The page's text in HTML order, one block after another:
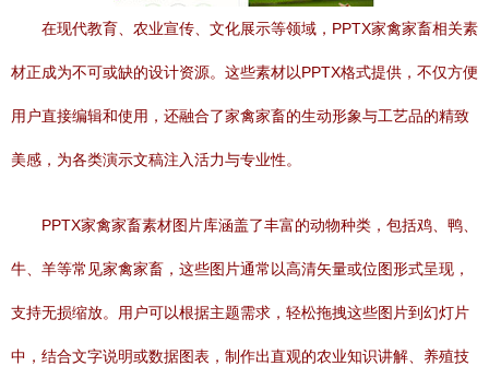
在现代教育、农业宣传、文化展示等领域，PPTX家禽家畜相关素
材正成为不可或缺的设计资源。这些素材以PPTX格式提供，不仅方便
用户直接编辑和使用，还融合了家禽家畜的生动形象与工艺品的精致
美感，为各类演示文稿注入活力与专业性。
PPTX家禽家畜素材图片库涵盖了丰富的动物种类，包括鸡、鸭、
牛、羊等常见家禽家畜，这些图片通常以高清矢量或位图形式呈现，
支持无损缩放。用户可以根据主题需求，轻松拖拽这些图片到幻灯片
中，结合文字说明或数据图表，制作出直观的农业知识讲解、养殖技